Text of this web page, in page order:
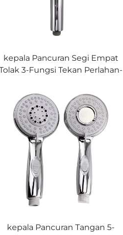
kepala Pancuran Segi Empat
3-Fungsi Tekan Perlahan-
Mod Air Saluran Silikon
Nikmati Mandian yang
Menyegarkan
kepala Pancuran Tangan 5-